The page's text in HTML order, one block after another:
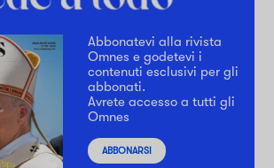
Abbonatevi alla rivista
Omnes e godetevi i
contenuti esclusivi per gli
abbonati.
Avrete accesso a tutti gli
Omnes
ABBONARSI